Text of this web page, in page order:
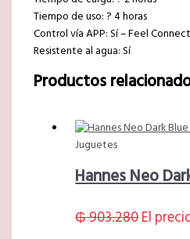
Tiempo de uso: ? 4 horas
Control vía APP: Sí – Feel
Resistente al agua: Sí
Productos
Juguetes
Hannes Neo
₲903.280El